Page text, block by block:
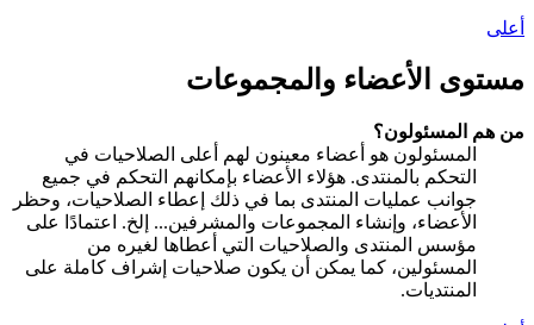
أعلى
مستوى الأعضاء والمجموعات
من هم المسئولون؟
المسئولون هو أعضاء معينون لهم أعلى الصلاحيات في
التحكم بالمنتدى. هؤلاء الأعضاء بإمكانهم التحكم في جميع
جوانب عمليات المنتدى بما في ذلك إعطاء الصلاحيات، وحظر
الأعضاء، وإنشاء المجموعات والمشرفين... إلخ. اعتمادًا على
مؤسس المنتدى والصلاحيات التي أعطاها لغيره من
المسئولين، كما يمكن أن يكون صلاحيات إشراف كاملة على
المنتديات.